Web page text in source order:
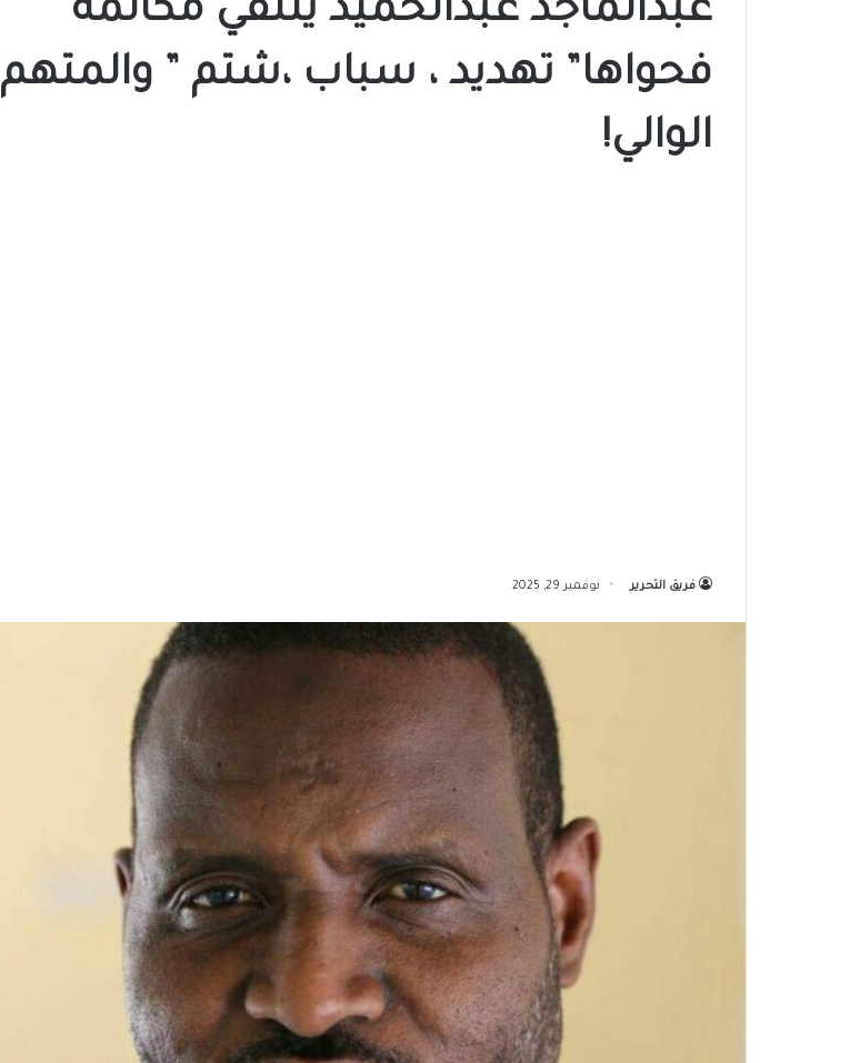
عبدالماجد عبدالحميد يتلقي مكالمة
فحواها” تهديد ، سباب ،شتم ” والمتهم
الوالي!
فريق التحرير نوفمبر 29, 2025